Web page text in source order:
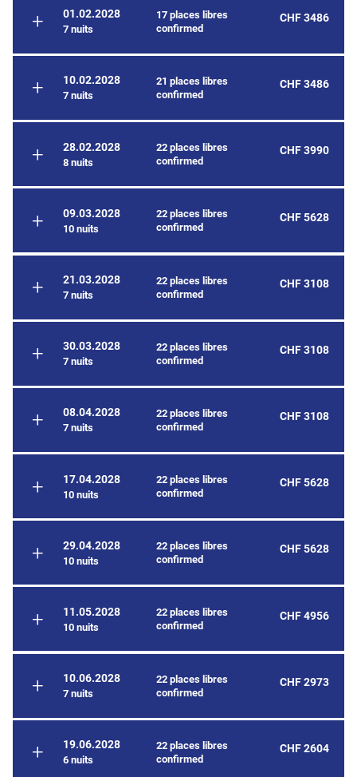
01.02.2028
7 nuits
17 places libres
confirmed
CHF 3486
10.02.2028
7 nuits
21 places libres
confirmed
CHF 3486
28.02.2028
8 nuits
22 places libres
confirmed
CHF 3990
09.03.2028
10 nuits
22 places libres
confirmed
CHF 5628
21.03.2028
7 nuits
22 places libres
confirmed
CHF 3108
30.03.2028
7 nuits
22 places libres
confirmed
CHF 3108
08.04.2028
7 nuits
22 places libres
confirmed
CHF 3108
17.04.2028
10 nuits
22 places libres
confirmed
CHF 5628
29.04.2028
10 nuits
22 places libres
confirmed
CHF 5628
11.05.2028
10 nuits
22 places libres
confirmed
CHF 4956
10.06.2028
7 nuits
22 places libres
confirmed
CHF 2973
19.06.2028
6 nuits
22 places libres
confirmed
CHF 2604